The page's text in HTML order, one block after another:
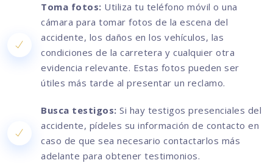
Toma fotos: Utiliza tu teléfono móvil o una
cámara para tomar fotos de la escena del
accidente, los daños en los vehículos, las
condiciones de la carretera y cualquier otra
evidencia relevante. Estas fotos pueden ser
útiles más tarde al presentar un reclamo.
Busca testigos: Si hay testigos presenciales del
accidente, pídeles su información de contacto en
caso de que sea necesario contactarlos más
adelante para obtener testimonios.